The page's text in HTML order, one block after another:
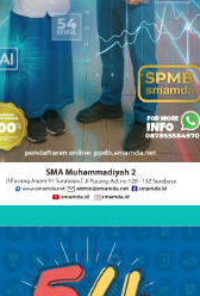
dan Inovasi
SMA